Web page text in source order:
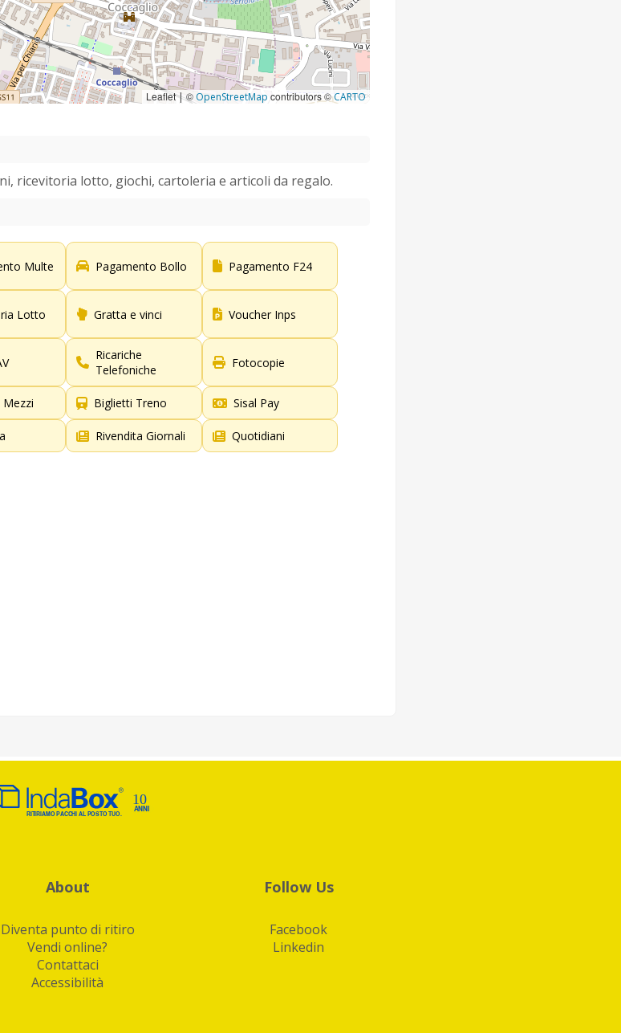
Leaflet| © OpenStreetMap contributors ©CARTO
ricevitoria lotto, giochi, cartoleria e articoli da regalo.
Multe Pagamento Bollo Pagamento F24
Lotto Gratta e vinci Voucher Inps
Ricariche
Telefoniche
Fotocopie
Biglietti Treno Sisal Pay
Rivendita Giornali Quotidiani
About
Diventa punto di ritiro
Vendi online?
Contattaci
Accessibilità
Follow Us
Facebook
Linkedin